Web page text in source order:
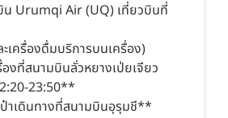
น Urumqi Air (UQ) เที่ยวบินที่
เครื่องดื่มบริการบนเครื่อง)
งที่สนามบินลั่วหยางเป่ยเจียว
23:50**
าเดินทางที่สนามบินอุรุมชี**